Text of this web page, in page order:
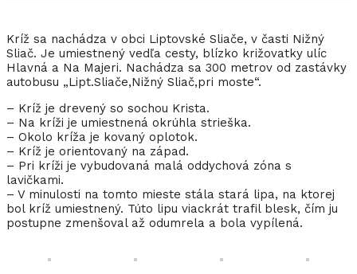
Kríž sa nachádza v obci Liptovské Sliače, v časti Nižný
Sliač. Je umiestnený vedľa cesty, blízko križovatky ulíc
Hlavná a Na Majeri. Nachádza sa 300 metrov od zastávky
autobusu „Lipt.Sliače,Nižný Sliač,pri moste“.
– Kríž je drevený so sochou Krista.
– Na kríži je umiestnená okrúhla strieška.
– Okolo kríža je kovaný oplotok.
– Kríž je orientovaný na západ.
– Pri kríži je vybudovaná malá oddychová zóna s
lavičkami.
– V minulosti na tomto mieste stála stará lipa, na ktorej
bol kríž umiestnený. Túto lipu viackrát trafil blesk, čím ju
postupne zmenšoval až odumrela a bola vypílená.